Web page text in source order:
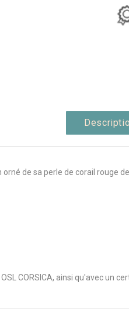
de sa perle de corail rouge
CORSICA, ainsi qu'avec un